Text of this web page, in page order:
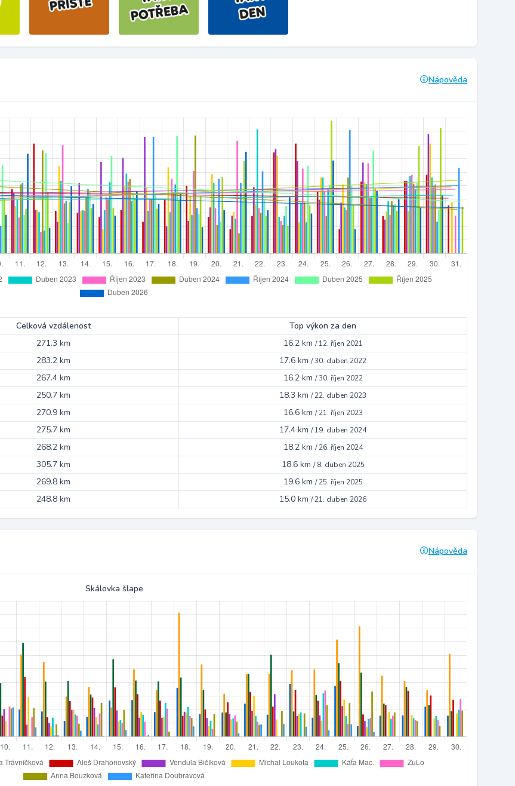
Nápověda
Celková vzdálenost
Top výkon za den
271.3 km 16.2 km /12. říjen 2021
283.2 km 17.6 km /30. duben 2022
267.4 km 16.2 km /30. říjen 2022
250.7 km 18.3 km /22. duben 2023
270.9 km 16.6 km /21. říjen 2023
275.7 km 17.4 km /19. duben 2024
268.2 km 18.2 km /26. říjen 2024
305.7 km 18.6 km /8. duben 2025
269.8 km 19.6 km /25. říjen 2025
248.8 km 15.0 km /21. duben 2026
Nápověda
Skálovka šlape